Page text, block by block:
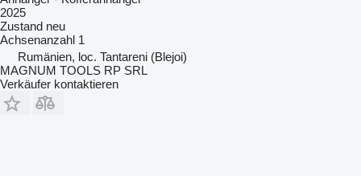
2025
Zustand neu
Achsenanzahl 1
Rumänien, loc. Tantareni (Blejoi)
MAGNUM TOOLS RP SRL
Verkäufer kontaktieren